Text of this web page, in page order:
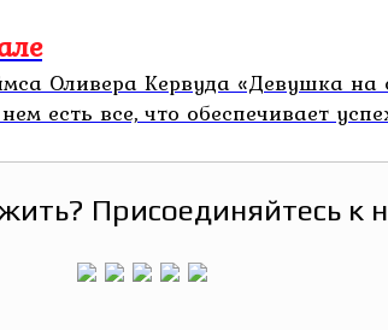
Оливера Кервуда «Девушка на
есть все, что обеспечивает
Присоединяйтесь к